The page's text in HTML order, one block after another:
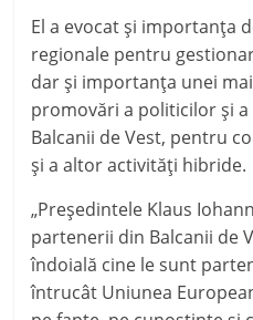
El a evocat şi importanţa
regionale pentru
dar şi importanţa unei
promovări a politicilor şi
Balcanii de Vest, pentru
şi a altor activităţi hibride.
„Preşedintele Klaus
partenerii din Balcanii de
îndoială cine le sunt
întrucât Uniunea